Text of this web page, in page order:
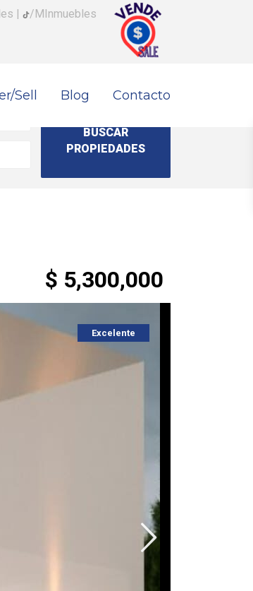
| /MInmuebles
Sell Blog Contacto
$ 5,300,000
Excelente